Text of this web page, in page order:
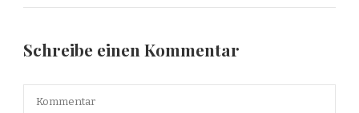
Schreibe einen Kommentar